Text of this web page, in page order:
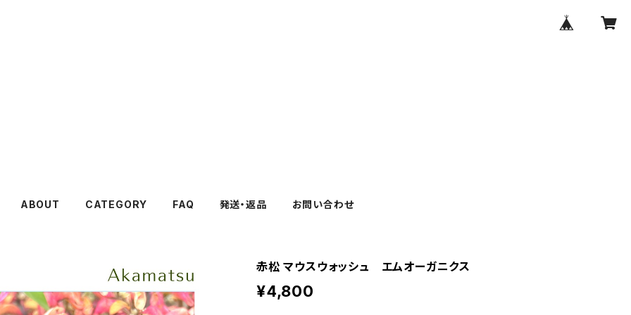
ABOUT CATEGORY FAQ 発送・返品 お問い合わせ
赤松 マウスウォッシュ エムオーガニクス
¥4,800